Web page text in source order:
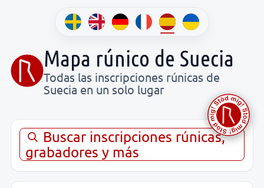
Mapa rúnico de Suecia
Todas las inscripciones rúnicas de
Suecia en un solo lugar
Buscar inscripciones rúnicas,
grabadores y más